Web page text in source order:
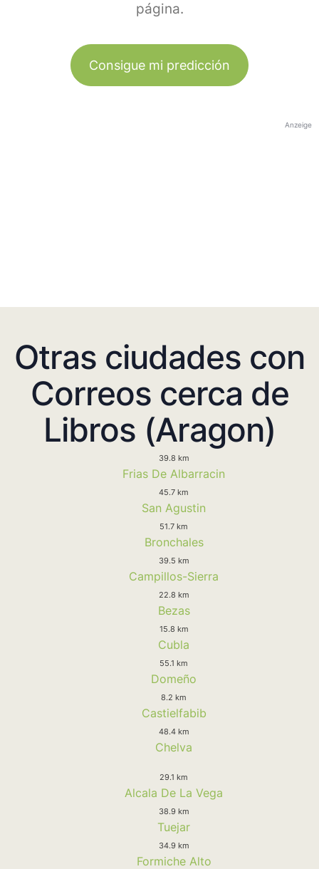
página.
Consigue mi predicción
Anzeige
Otras ciudades con
Correos cerca de
Libros (Aragon)
39.8 km
Frias De Albarracin
45.7 km
San Agustin
51.7 km
Bronchales
39.5 km
Campillos-Sierra
22.8 km
Bezas
15.8 km
Cubla
55.1 km
Domeño
8.2 km
Castielfabib
48.4 km
Chelva
29.1 km
Alcala De La Vega
38.9 km
Tuejar
34.9 km
Formiche Alto